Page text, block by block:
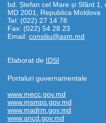
bd. Ștefan cel Mare și Sfânt 1,
MD 2001, Republica Moldova
Tel: (022) 27 14 78
Fax: (022) 54 28 23
Email: consiliu@asm.md
Elaborat de IDSI
Portaluri guvernamentale
www.mecc.gov.md
www.msmps.gov.md
www.madrm.gov.md
www.ancd.gov.md